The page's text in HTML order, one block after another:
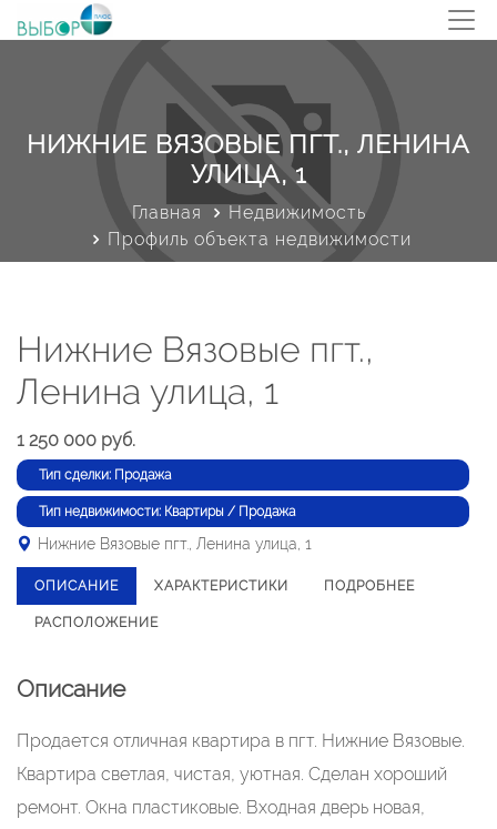
НИЖНИЕ ВЯЗОВЫЕ ПГТ., ЛЕНИНА
УЛИЦА, 1
Главная
Недвижимость
Профиль объекта недвижимости
Нижние Вязовые пгт.,
Ленина улица, 1
1 250 000 руб.
Тип сделки: Продажа
Тип недвижимости: Квартиры / Продажа
Нижние Вязовые пгт., Ленина улица, 1
ОПИСАНИЕ ХАРАКТЕРИСТИКИ ПОДРОБНЕЕ
РАСПОЛОЖЕНИЕ
Описание
Продается отличная квартира в пгт. Нижние Вязовые.
Квартира светлая, чистая, уютная. Сделан хороший
ремонт. Окна пластиковые. Входная дверь новая,